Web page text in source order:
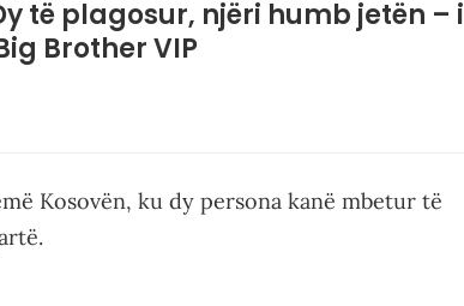
të plagosur, njëri humb jetën – i
Brother VIP
Kosovën, ku dy persona kanë mbetur të